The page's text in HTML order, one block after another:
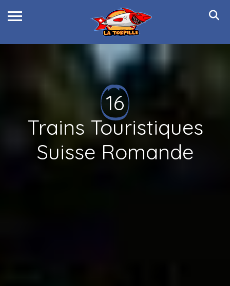
16
Trains Touristiques
Suisse Romande